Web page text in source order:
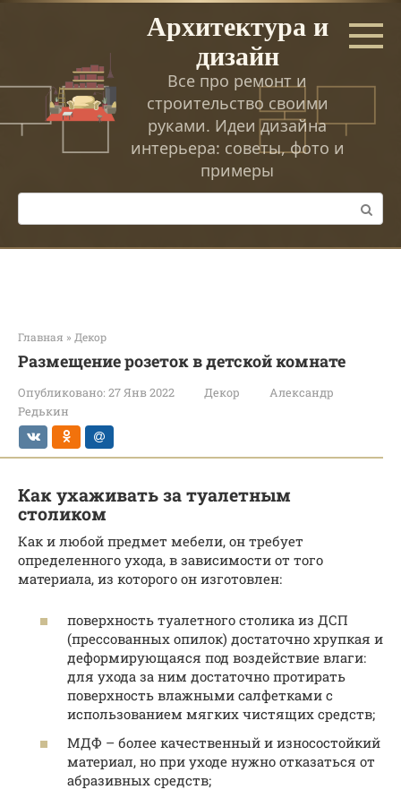
Перейти
Архитектура и
дизайн
Все про ремонт и
строительство своими
руками. Идеи дизайна
интерьера: советы, фото и
примеры
Поиск:
Главная » Декор
Размещение розеток в детской комнате
Опубликовано: 27 Янв 2022 Декор
Александр
Редькин
Как ухаживать за туалетным
столиком
Как и любой предмет мебели, он требует
определенного ухода, в зависимости от того
материала, из которого он изготовлен:
поверхность туалетного столика из ДСП
(прессованных опилок) достаточно хрупкая и
деформирующаяся под воздействие влаги:
для ухода за ним достаточно протирать
поверхность влажными салфетками с
использованием мягких чистящих средств;
МДФ – более качественный и износостойкий
материал, но при уходе нужно отказаться от
абразивных средств;